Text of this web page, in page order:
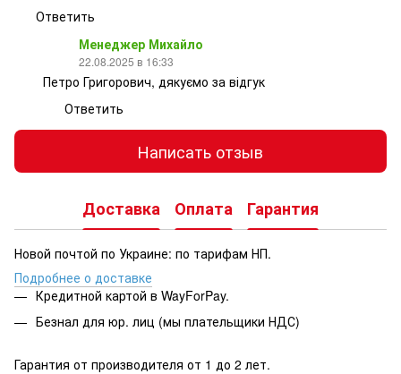
Ответить
Менеджер Михайло
22.08.2025 в 16:33
Петро Григорович, дякуємо за відгук
Ответить
Написать отзыв
Доставка Оплата Гарантия
Новой почтой по Украине: по тарифам НП.
Подробнее о доставке
Кредитной картой в WayForPay.
Безнал для юр. лиц (мы плательщики НДС)
Гарантия от производителя от 1 до 2 лет.